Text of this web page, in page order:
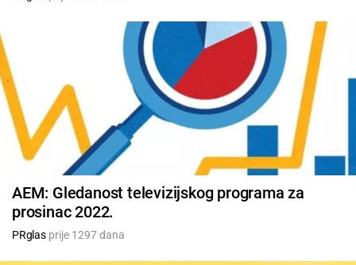
AEM: Gledanost televizijskog programa za
prosinac 2022.
PRglasprije 1297 dana